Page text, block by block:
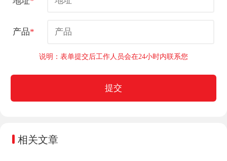
产品*
说明：表单提交后工作人员会在24小时内联系您
提交
相关文章